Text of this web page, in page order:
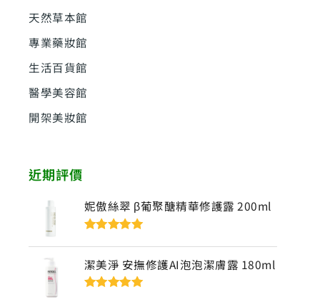
天然草本館
專業藥妝館
生活百貨館
醫學美容館
開架美妝館
近期評價
妮傲絲翠 β葡聚醣精華修護露 200ml
5
潔美淨 安撫修護AI泡泡潔膚露 180ml